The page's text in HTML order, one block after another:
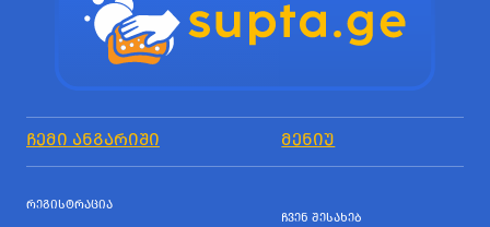
ᲩᲔᲛᲘ ᲐᲜᲒᲐᲠᲘᲨᲘ ᲛᲔᲜᲘᲣ
ᲠᲔᲒᲘᲡᲢᲠᲐᲪᲘᲐ
ᲩᲕᲔᲜ ᲨᲔᲡᲐᲮᲔᲑ